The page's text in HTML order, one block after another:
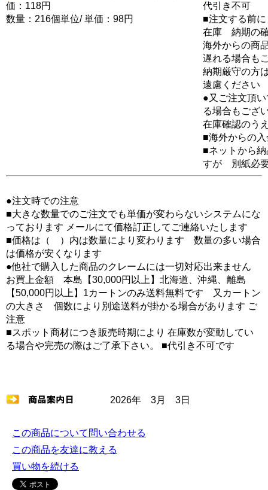
価：118円
数量：216個単位/ 単価：98円
代引き不可
■注文する前に
在庫 納期の
海外からの商
遅れる場合も
納期厳守の方
遠慮ください
●又ご注文頂
る場合もござ
在庫確認のう
■海外からの
■ネットから
すが 別紙必
●注文時での注意
■大きな数量でのご注文でも単価が変わらないシステムにな
っております メールにて価格訂正してご連絡いたします
■価格は（ ）内は数量により変わります 数量の多い場合
は価格が安くなります
●他社で購入した商品のクレームには一切対応出来ません
お買上金額 本島【30,000円以上】北海道、沖縄、離島
【50,000円以上】1カートンのみ送料無料です 又カートン
の大きさ 個数により別途送料が掛かる場合があります ご
注意
■スポット商材につき販売時期により 在庫数が変動してい
る場合や完売の際はご了承下さい。 ■代引き不可です
2026年 3月 3日
この商品について問い合わせる
この商品を友達に教える
買い物を続ける